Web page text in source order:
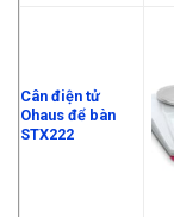
Cân điện tử
Ohaus để bàn
STX222